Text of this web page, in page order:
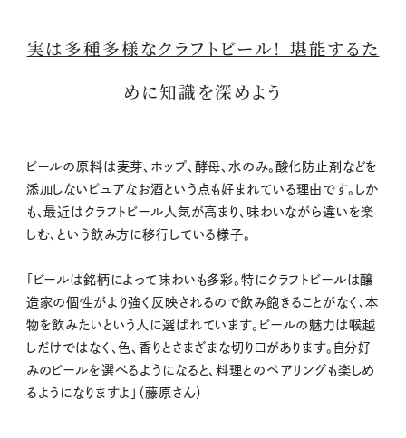
実は多種多様なクラフトビール！ 堪能するた
めに知識を深めよう
ビールの原料は麦芽、ホップ、酵母、水のみ。酸化防止剤などを
添加しないピュアなお酒という点も好まれている理由です。しか
も、最近はクラフトビール人気が高まり、味わいながら違いを楽
しむ、という飲み方に移行している様子。
「ビールは銘柄によって味わいも多彩。特にクラフトビールは醸
造家の個性がより強く反映されるので飲み飽きることがなく、本
物を飲みたいという人に選ばれています。ビールの魅力は喉越
しだけではなく、色、香りとさまざまな切り口があります。自分好
みのビールを選べるようになると、料理とのペアリングも楽しめ
るようになりますよ」（藤原さん）